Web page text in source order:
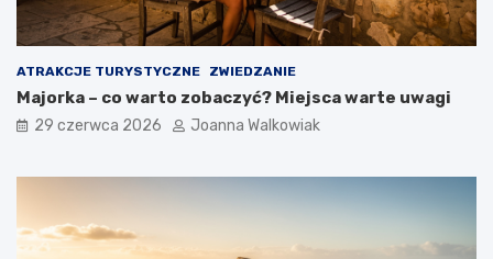
ATRAKCJE TURYSTYCZNE ZWIEDZANIE
Majorka – co warto zobaczyć? Miejsca warte uwagi
29 czerwca 2026 Joanna Walkowiak